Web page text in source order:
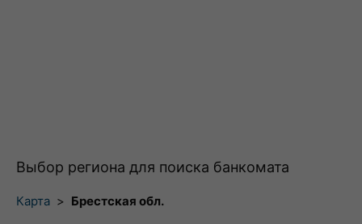
Выбор региона для поиска банкомата
Карта > Брестская обл.